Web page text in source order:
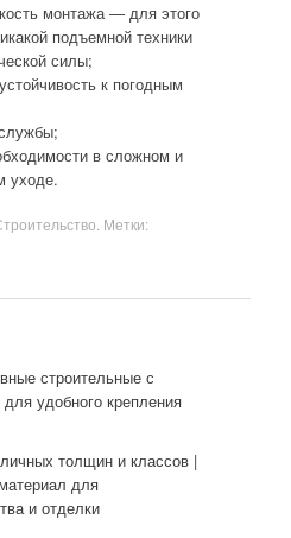
монтажа — для этого
подъемной техники
силы;
к погодным
в сложном и
уходе.
. Метки:
строительные с
удобного крепления
толщин и классов |
для
и отделки